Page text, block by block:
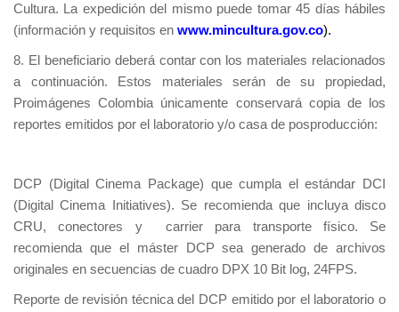
Cultura. La expedición del mismo puede tomar 45 días hábiles
(información y requisitos en www.mincultura.gov.co).
8. El beneficiario deberá contar con los materiales relacionados
a continuación. Estos materiales serán de su propiedad,
Proimágenes Colombia únicamente conservará copia de los
reportes emitidos por el laboratorio y/o casa de posproducción:
DCP (Digital Cinema Package) que cumpla el estándar DCI
(Digital Cinema Initiatives). Se recomienda que incluya disco
CRU, conectores y carrier para transporte físico. Se
recomienda que el máster DCP sea generado de archivos
originales en secuencias de cuadro DPX 10 Bit log, 24FPS.
Reporte de revisión técnica del DCP emitido por el laboratorio o